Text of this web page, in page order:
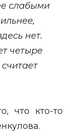
слабыми
нет.
четыре
что кто-то